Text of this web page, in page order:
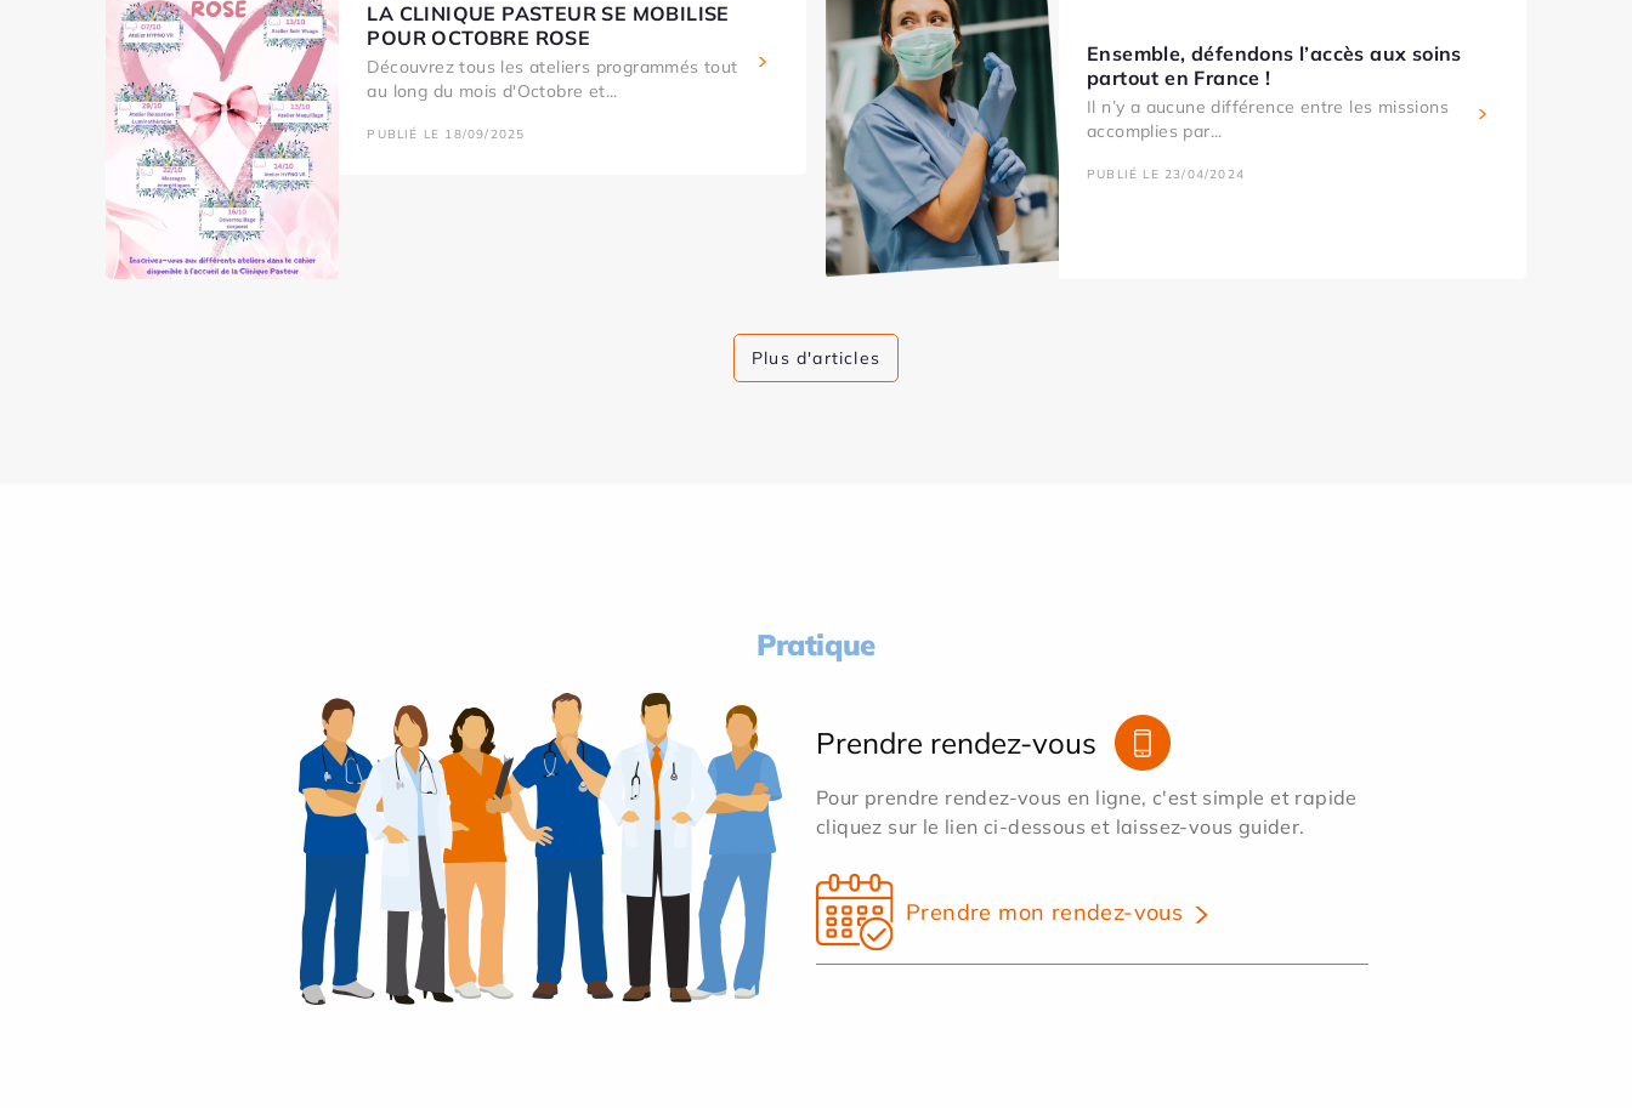
LA CLINIQUE PASTEUR SE MOBILISE
POUR OCTOBRE ROSE
Découvrez tous les ateliers programmés tout
au long du mois d'Octobre et...
PUBLIÉ LE 18/09/2025
Ensemble, défendons l’accès aux soins
partout en France !
Il n’y a aucune différence entre les missions
accomplies par...
PUBLIÉ LE 23/04/2024
Plus d'articles
Pratique
Prendre rendez-vous
Pour prendre rendez-vous en ligne, c'est simple et rapide
cliquez sur le lien ci-dessous et laissez-vous guider.
Prendre mon rendez-vous